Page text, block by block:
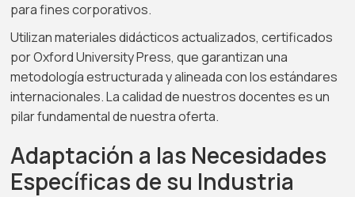
para fines corporativos.
Utilizan materiales didácticos actualizados, certificados
por Oxford University Press, que garantizan una
metodología estructurada y alineada con los estándares
internacionales. La calidad de nuestros docentes es un
pilar fundamental de nuestra oferta.
Adaptación a las Necesidades
Específicas de su Industria